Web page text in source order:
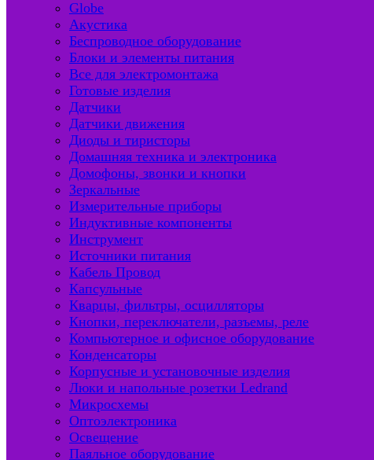
Globe
Акустика
Беспроводное оборудование
Блоки и элементы питания
Все для электромонтажа
Готовые изделия
Датчики
Датчики движения
Диоды и тиристоры
Домашняя техника и электроника
Домофоны, звонки и кнопки
Зеркальные
Измерительные приборы
Индуктивные компоненты
Инструмент
Источники питания
Кабель Провод
Капсульные
Кварцы, фильтры, осцилляторы
Кнопки, переключатели, разъемы, реле
Компьютерное и офисное оборудование
Конденсаторы
Корпусные и установочные изделия
Люки и напольные розетки Ledrand
Микросхемы
Оптоэлектроника
Освещение
Паяльное оборудование